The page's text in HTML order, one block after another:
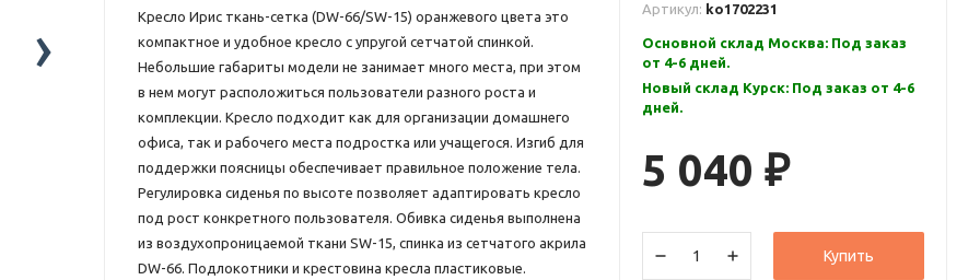
›
Кресло Ирис ткань-сетка (DW-66/SW-15) оранжевого цвета это
компактное и удобное кресло с упругой сетчатой спинкой.
Небольшие габариты модели не занимает много места, при этом
в нем могут расположиться пользователи разного роста и
комплекции. Кресло подходит как для организации домашнего
офиса, так и рабочего места подростка или учащегося. Изгиб для
поддержки поясницы обеспечивает правильное положение тела.
Регулировка сиденья по высоте позволяет адаптировать кресло
под рост конкретного пользователя. Обивка сиденья выполнена
из воздухопроницаемой ткани SW-15, cпинка из сетчатого акрила
DW-66. Подлокотники и крестовина кресла пластиковые.
Артикул: ko1702231
Основной склад Москва: Под заказ
от 4-6 дней.
Новый склад Курск: Под заказ от 4-6
дней.
5 040 ₽
Купить